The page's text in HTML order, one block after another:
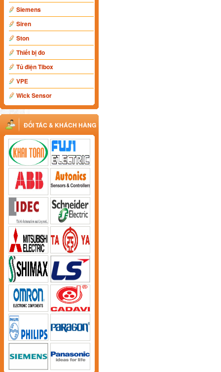
Siemens
Siren
Ston
Thiết bị đo
Tủ điện Tibox
VPE
Wick Sensor
ĐỐI TÁC & KHÁCH HÀNG